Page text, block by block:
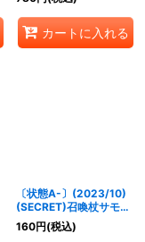
CX02}《黄》
カートに入れる
〔状態A-〕(2023/10)
(SECRET)召喚杖サモ
ン・ピーク【X-SEC】
{BS65-X08}《多》
160円(税込)